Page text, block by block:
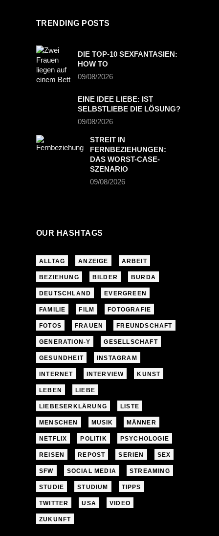
TRENDING POSTS
DIE TOP-10 SEXFANTASIEN:
HOW TO
09/08/2026
EINE IDEE LIEBE: IST
SELBSTLIEBE DIE LÖSUNG?
09/08/2026
STREIT IN
FERNBEZIEHUNGEN:
DAS WORST-CASE-
SZENARIO
09/08/2026
OUR HASHTAGS
ALLTAG ANZEIGE ARBEIT
BEZIEHUNG BILDER BURDA
DEUTSCHLAND EVERGREEN
FAMILIE FILM FOTOGRAFIE
FOTOS FRAUEN FREUNDSCHAFT
GENERATION-Y GESELLSCHAFT
GESUNDHEIT INSTAGRAM
INTERNET INTERVIEW KUNST
LEBEN LIEBE
LIEBESERKLÄRUNG LISTE
MENSCHEN MUSIK MÄNNER
NETFLIX POLITIK PSYCHOLOGIE
REISEN REPOST SERIEN SEX
SFW SOCIAL MEDIA STREAMING
STUDIE STUDIUM TIPPS
TWITTER USA VIDEO
ZUKUNFT